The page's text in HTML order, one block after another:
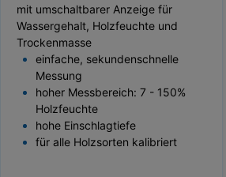
mit umschaltbarer Anzeige für
Wassergehalt, Holzfeuchte und
Trockenmasse
einfache, sekundenschnelle
Messung
hoher Messbereich: 7 - 150%
Holzfeuchte
hohe Einschlagtiefe
für alle Holzsorten kalibriert